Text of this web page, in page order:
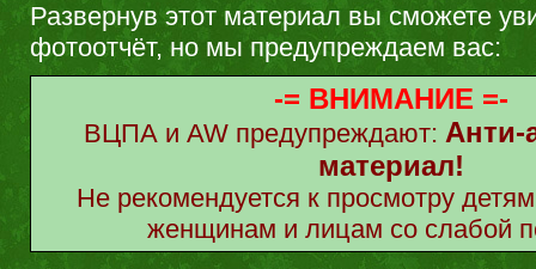
Развернув этот материал вы сможете
фотоотчёт, но мы предупреждаем вас:
-= ВНИМАНИЕ =-
ВЦПА и AW предупреждают:
материал!
Не рекомендуется к просмотру
женщинам и лицам со слабой